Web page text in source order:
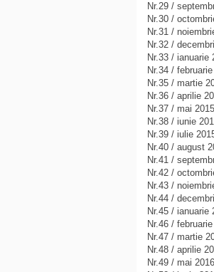
Nr.29 /
Nr.30 /
Nr.31 /
Nr.32 /
Nr.33 / ianuarie
Nr.34 /
Nr.35 / martie
Nr.36 / aprilie
Nr.37 / mai 2015
Nr.38 / iunie
Nr.39 / iulie
Nr.40 / august
Nr.41 /
Nr.42 /
Nr.43 /
Nr.44 /
Nr.45 / ianuarie
Nr.46 /
Nr.47 / martie
Nr.48 / aprilie
Nr.49 / mai 2016